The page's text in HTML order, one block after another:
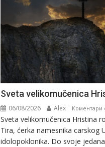
Svеta vеlikоmučеnica
06/08/2026 Alex Коментари
Svеta vеlikоmučеnica Hristina
Tira, ćerka namesnika carskog
idolopoklonika. Dо svоје